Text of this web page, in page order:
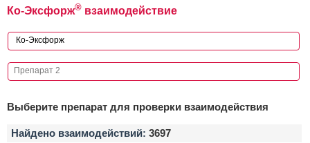
Ко-Эксфорж® взаимодействие
Выберите препарат для проверки взаимодействия
Найдено взаимодействий: 3697